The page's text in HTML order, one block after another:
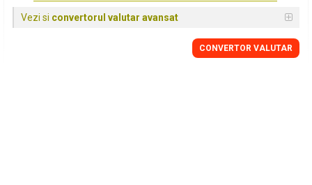
Vezi si convertorul valutar avansat
CONVERTOR VALUTAR